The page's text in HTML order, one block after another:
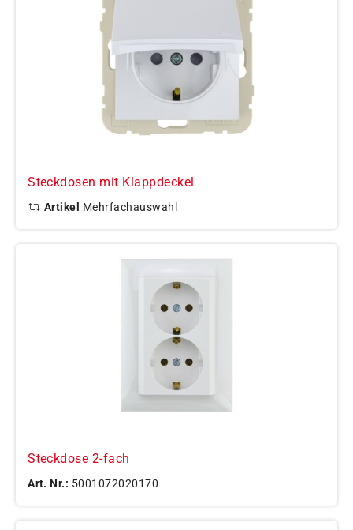
Steckdosen mit Klappdeckel
Artikel Mehrfachauswahl
Steckdose 2-fach
Art. Nr.: 5001072020170